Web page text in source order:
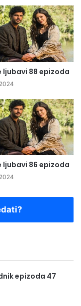
ljubavi 88 epizoda
ljubavi 86 epizoda
epizoda 47